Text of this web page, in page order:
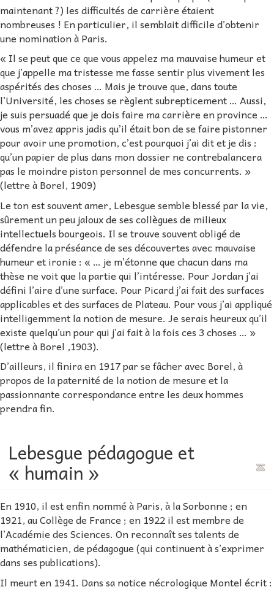
maintenant ?) les difficultés de carrière étaient
nombreuses ! En particulier, il semblait difficile d’obtenir
une nomination à Paris.
« Il se peut que ce que vous appelez ma mauvaise humeur et
que j’appelle ma tristesse me fasse sentir plus vivement les
aspérités des choses … Mais je trouve que, dans toute
l’Université, les choses se règlent subrepticement … Aussi,
je suis persuadé que je dois faire ma carrière en province …
vous m’avez appris jadis qu’il était bon de se faire pistonner
pour avoir une promotion, c’est pourquoi j’ai dit et je dis :
qu’un papier de plus dans mon dossier ne contrebalancera
pas le moindre piston personnel de mes concurrents. »
(lettre à Borel, 1909)
Le ton est souvent amer, Lebesgue semble blessé par la vie,
sûrement un peu jaloux de ses collègues de milieux
intellectuels bourgeois. Il se trouve souvent obligé de
défendre la préséance de ses découvertes avec mauvaise
humeur et ironie : « … je m’étonne que chacun dans ma
thèse ne voit que la partie qui l’intéresse. Pour Jordan j’ai
défini l’aire d’une surface. Pour Picard j’ai fait des surfaces
applicables et des surfaces de Plateau. Pour vous j’ai appliqué
intelligemment la notion de mesure. Je serais heureux qu’il
existe quelqu’un pour qui j’ai fait à la fois ces 3 choses … »
(lettre à Borel ,1903).
D’ailleurs, il finira en 1917 par se fâcher avec Borel, à
propos de la paternité de la notion de mesure et la
passionnante correspondance entre les deux hommes
prendra fin.
Lebesgue pédagogue et
« humain »
En 1910, il est enfin nommé à Paris, à la Sorbonne ; en
1921, au Collège de France ; en 1922 il est membre de
l’Académie des Sciences. On reconnaît ses talents de
mathématicien, de pédagogue (qui continuent à s’exprimer
dans ses publications).
Il meurt en 1941. Dans sa notice nécrologique Montel écrit :